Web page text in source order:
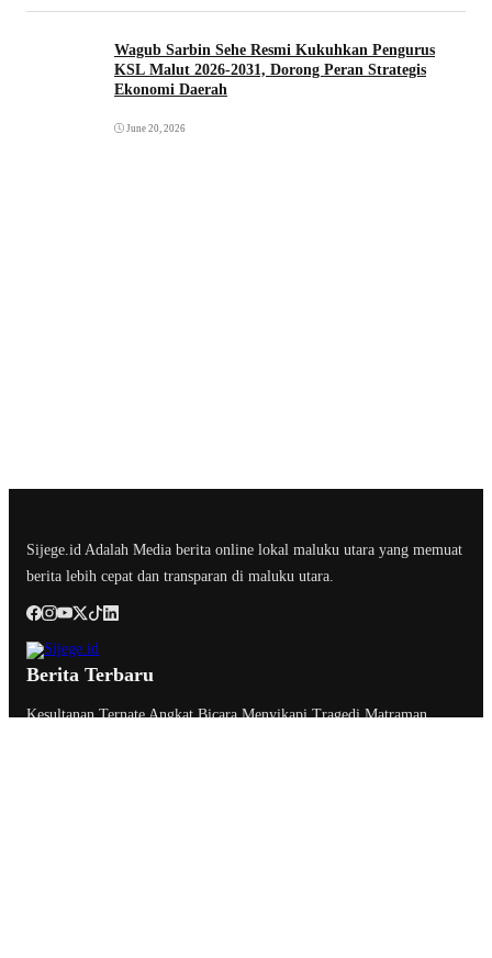
Wagub Sarbin Sehe Resmi Kukuhkan Pengurus
KSL Malut 2026-2031, Dorong Peran Strategis
Ekonomi Daerah
June 20, 2026
Sijege.id Adalah Media berita online lokal maluku utara yang memuat
berita lebih cepat dan transparan di maluku utara.
Berita Terbaru
Kesultanan Ternate Angkat Bicara Menyikapi Tragedi Matraman,